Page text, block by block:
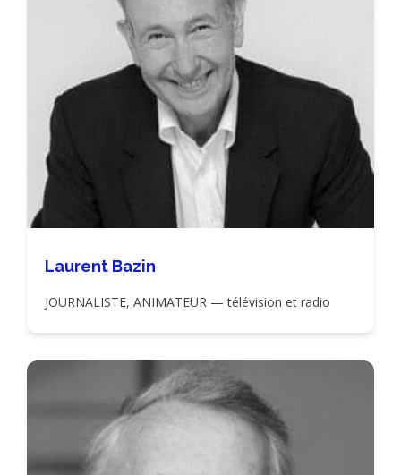
Laurent Bazin
JOURNALISTE, ANIMATEUR — télévision et radio